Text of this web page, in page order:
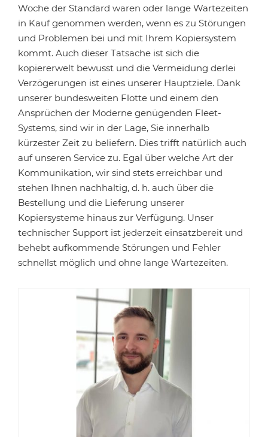
Woche der Standard waren oder lange Wartezeiten
in Kauf genommen werden, wenn es zu Störungen
und Problemen bei und mit Ihrem Kopiersystem
kommt. Auch dieser Tatsache ist sich die
kopiererwelt bewusst und die Vermeidung derlei
Verzögerungen ist eines unserer Hauptziele. Dank
unserer bundesweiten Flotte und einem den
Ansprüchen der Moderne genügenden Fleet-
Systems, sind wir in der Lage, Sie innerhalb
kürzester Zeit zu beliefern. Dies trifft natürlich auch
auf unseren Service zu. Egal über welche Art der
Kommunikation, wir sind stets erreichbar und
stehen Ihnen nachhaltig, d. h. auch über die
Bestellung und die Lieferung unserer
Kopiersysteme hinaus zur Verfügung. Unser
technischer Support ist jederzeit einsatzbereit und
behebt aufkommende Störungen und Fehler
schnellst möglich und ohne lange Wartezeiten.